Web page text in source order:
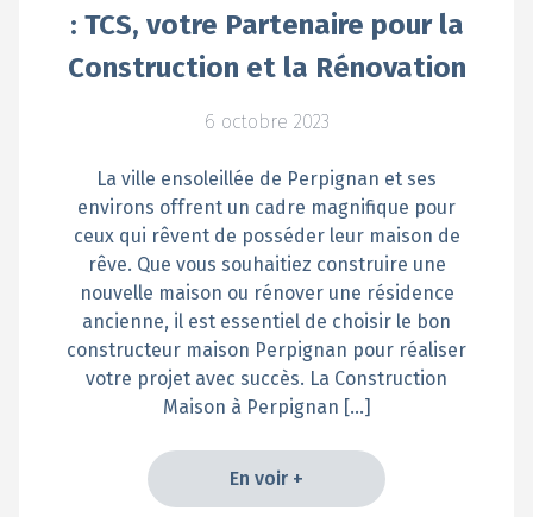
: TCS, votre Partenaire pour la
Construction et la Rénovation
6 octobre 2023
La ville ensoleillée de Perpignan et ses
environs offrent un cadre magnifique pour
ceux qui rêvent de posséder leur maison de
rêve. Que vous souhaitiez construire une
nouvelle maison ou rénover une résidence
ancienne, il est essentiel de choisir le bon
constructeur maison Perpignan pour réaliser
votre projet avec succès. La Construction
Maison à Perpignan […]
En voir +